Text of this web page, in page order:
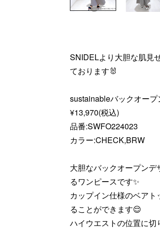
SNIDELより大胆な肌見
ております🐰
sustainableバックオー
¥13,970(税込)
品番:SWFO224023
カラー:CHECK,BRW
大胆なバックオープン
るワンピースです✨
カップイン仕様のベア
ることができます😌
ハイウエストの位置に